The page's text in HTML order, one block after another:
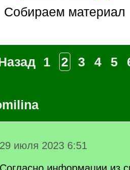
Собираем материал
1 2 3 4 5
29 июля 2023 6:51